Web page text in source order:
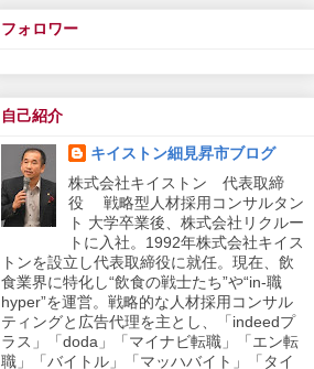
フォロワー
自己紹介
キイストン細見昇市ブログ
株式会社キイストン 代表取締
役 戦略型人材採用コンサルタン
ト 大学卒業後、株式会社リクルー
トに入社。1992年株式会社キイス
トンを設立し代表取締役に就任。現在、飲
食業界に特化し“飲食の戦士たち”や“in-職
hyper”を運営。戦略的な人材採用コンサル
ティングと広告代理を主とし、「indeedプ
ラス」「doda」「マイナビ転職」「エン転
職」「バイトル」「マッハバイト」「タイ